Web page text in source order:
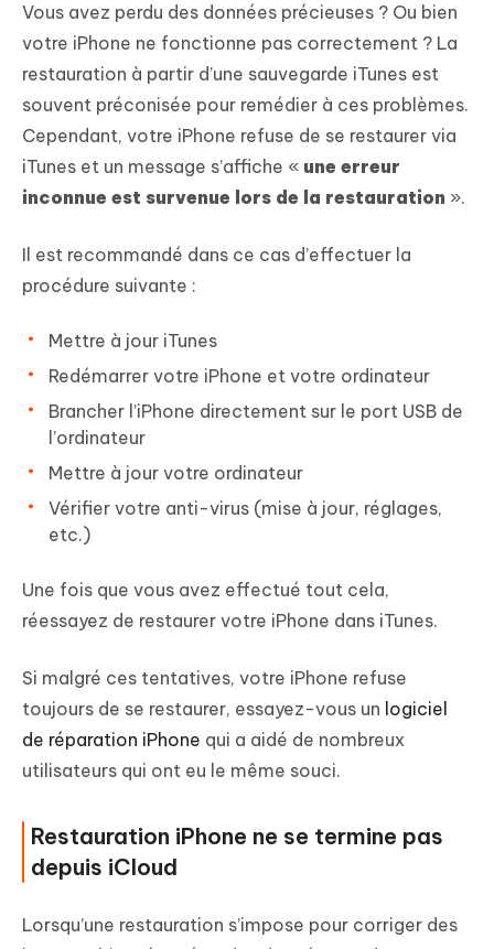
Vous avez perdu des données précieuses ? Ou bien
votre iPhone ne fonctionne pas correctement ? La
restauration à partir d’une sauvegarde iTunes est
souvent préconisée pour remédier à ces problèmes.
Cependant, votre iPhone refuse de se restaurer via
iTunes et un message s’affiche « une erreur
inconnue est survenue lors de la restauration ».
Il est recommandé dans ce cas d’effectuer la
procédure suivante :
Mettre à jour iTunes
Redémarrer votre iPhone et votre ordinateur
Brancher l’iPhone directement sur le port USB de
l’ordinateur
Mettre à jour votre ordinateur
Vérifier votre anti-virus (mise à jour, réglages,
etc.)
Une fois que vous avez effectué tout cela,
réessayez de restaurer votre iPhone dans iTunes.
Si malgré ces tentatives, votre iPhone refuse
toujours de se restaurer, essayez-vous un logiciel
de réparation iPhone qui a aidé de nombreux
utilisateurs qui ont eu le même souci.
Restauration iPhone ne se termine pas
depuis iCloud
Lorsqu’une restauration s’impose pour corriger des